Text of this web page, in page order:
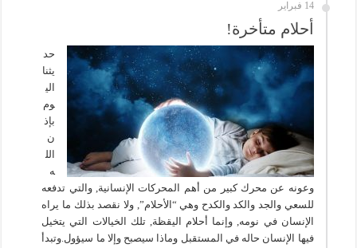
14 فبراير
أحلام متأخرة!
حد
يثنا
الي
وم
بإذ
ن
الل
ه
وعونه عن محرك كبير من أهم المحركات الإنسانية, والتي تدفعه
للسعي والجد والكد والكدح وهي “الأحلام”, ولا نقصد بذلك ما يراه
الإنسان في نومه, وإنما أحلام اليقظة, تلك الخيالات التي يتخيل
فيها الإنسان حاله في المستقبل وماذا سيصبح وإلا ما سيؤول.وتبدأ